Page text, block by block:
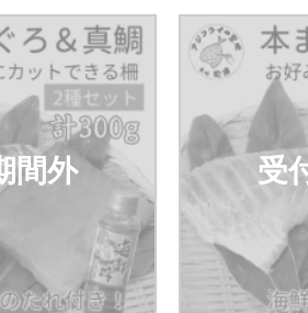
間外 受